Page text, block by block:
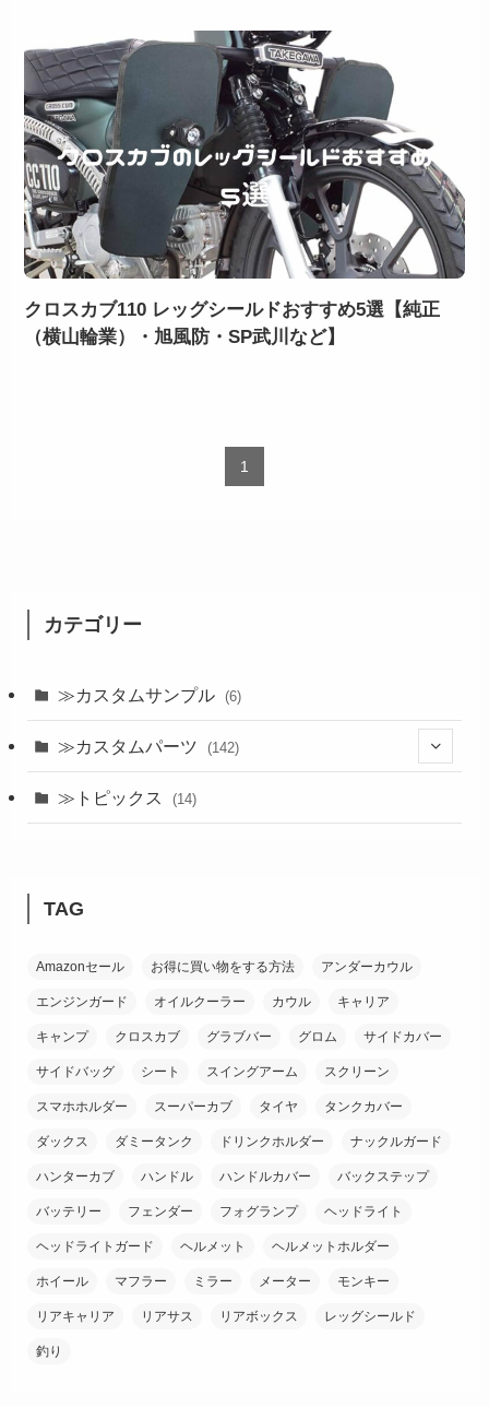
クロスカブ110 レッグシールドおすすめ5選【純正
（横山輪業）・旭風防・SP武川など】
1
カテゴリー
≫カスタムサンプル (6)
≫カスタムパーツ (142)
(26)
≫トピックス (14)
TAG
Amazonセール お得に買い物をする方法 アンダーカウル
エンジンガード オイルクーラー カウル キャリア
キャンプ クロスカブ グラブバー グロム サイドカバー
サイドバッグ シート スイングアーム スクリーン
スマホホルダー スーパーカブ タイヤ タンクカバー
ダックス ダミータンク ドリンクホルダー ナックルガード
ハンターカブ ハンドル ハンドルカバー バックステップ
バッテリー フェンダー フォグランプ ヘッドライト
ヘッドライトガード ヘルメット ヘルメットホルダー
ホイール マフラー ミラー メーター モンキー
リアキャリア リアサス リアボックス レッグシールド
釣り